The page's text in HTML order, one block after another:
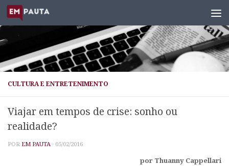
Skip to content
CULTURA E ENTRETENIMENTO
Viajar em tempos de crise: sonho ou
realidade?
POR EM PAUTA · 05/02/2016
por Thuanny Cappellari